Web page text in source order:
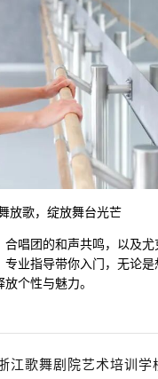
放歌，绽放舞台光芒
唱团的和声共鸣，以及
业指导带你入门，无论
个性与魅力。
江歌舞剧院艺术培训学